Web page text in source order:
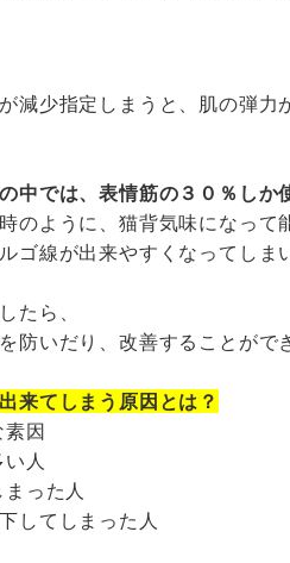
減少指定しまうと、肌の弾力
中では、表情筋の３０％しか
のように、猫背気味になっ
ゴ線が出来やすくなってしま
たら、
防いだり、改善することがで
来てしまう原因とは？
素因
人
った人
してしまった人